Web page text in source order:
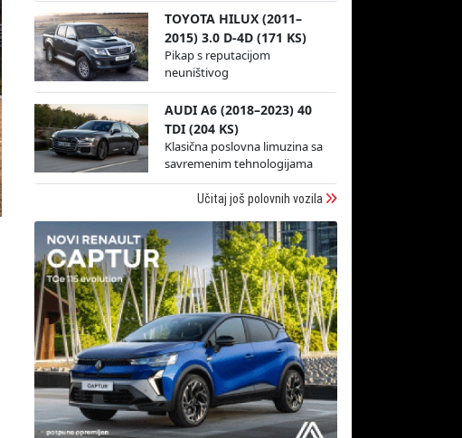
TOYOTA HILUX (2011–
2015) 3.0 D-4D (171 KS)
Pikap s reputacijom
neuništivog
AUDI A6 (2018–2023) 40
TDI (204 KS)
Klasična poslovna limuzina sa
savremenim tehnologijama
Učitaj još polovnih vozila